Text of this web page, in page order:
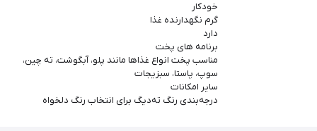
خودکار
گرم نگهدارنده غذا
دارد
برنامه های پخت
مناسب پخت انواع غذاها مانند پلو، آبگوشت، ته چین،
سوپ، پاستا، سبزیجات
سایر امکانات
درجه‌بندی رنگ ته‌دیگ برای انتخاب رنگ دلخواه